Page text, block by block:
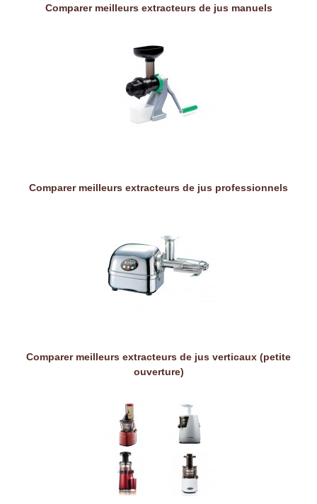
Comparer meilleurs extracteurs de jus manuels
Comparer meilleurs extracteurs de jus professionnels
Comparer meilleurs extracteurs de jus verticaux (petite
ouverture)